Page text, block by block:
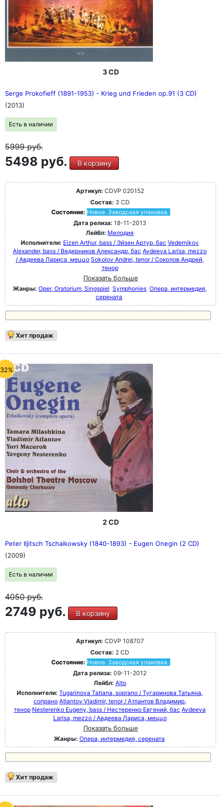
3 CD
Serge Prokofieff (1891-1953) - Krieg und Frieden op.91 (3 CD)
(2013)
Есть в наличии
5999руб.
5498 руб. В корзину
Артикул: CDVP 020152
Состав: 3 CD
Состояние: Новое. Заводская упаковка.
Дата релиза: 18-11-2013
Лейбл: Мелодия
Исполнители: Eizen Arthur, bass / Эйзен Артур, бас Vedernikov
Alexander, bass / Ведерников Александр, бас Avdeeva Larisa, mezzo
/ Авдеева Лариса, меццо Sokolov Andrei, tenor / Соколов Андрей,
тенор
Показать больше
Жанры: Oper, Oratorium, Singspiel Symphonies Опера, интермедия,
серената
Хит продаж
2 CD
Peter Iljitsch Tschaikowsky (1840-1893) - Eugen Onegin (2 CD)
(2009)
Есть в наличии
4050руб.
2749 руб. В корзину
Артикул: CDVP 108707
Состав: 2 CD
Состояние: Новое. Заводская упаковка.
Дата релиза: 09-11-2012
Лейбл: Alto
Исполнители: Tugarinova Tatiana, soprano / Тугаринова Татьяна,
сопрано Atlantov Vladimir, tenor / Атлантов Владимир,
тенор Nesterenko Eugeny, bass / Нестеренко Евгений, бас Avdeeva
Larisa, mezzo / Авдеева Лариса, меццо
Показать больше
Жанры: Опера, интермедия, серената
Хит продаж